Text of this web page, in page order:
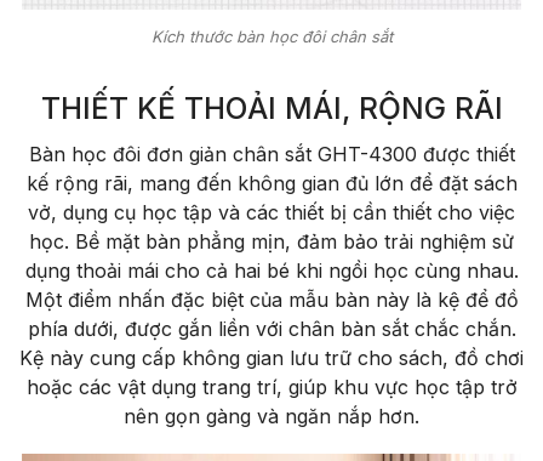
Kích thước bàn học đôi chân sắt
THIẾT KẾ THOẢI MÁI, RỘNG RÃI
Bàn học đôi đơn giản chân sắt GHT-4300 được thiết
kế rộng rãi, mang đến không gian đủ lớn để đặt sách
vở, dụng cụ học tập và các thiết bị cần thiết cho việc
học. Bề mặt bàn phẳng mịn, đảm bảo trải nghiệm sử
dụng thoải mái cho cả hai bé khi ngồi học cùng nhau.
Một điểm nhấn đặc biệt của mẫu bàn này là kệ để đồ
phía dưới, được gắn liền với chân bàn sắt chắc chắn.
Kệ này cung cấp không gian lưu trữ cho sách, đồ chơi
hoặc các vật dụng trang trí, giúp khu vực học tập trở
nên gọn gàng và ngăn nắp hơn.